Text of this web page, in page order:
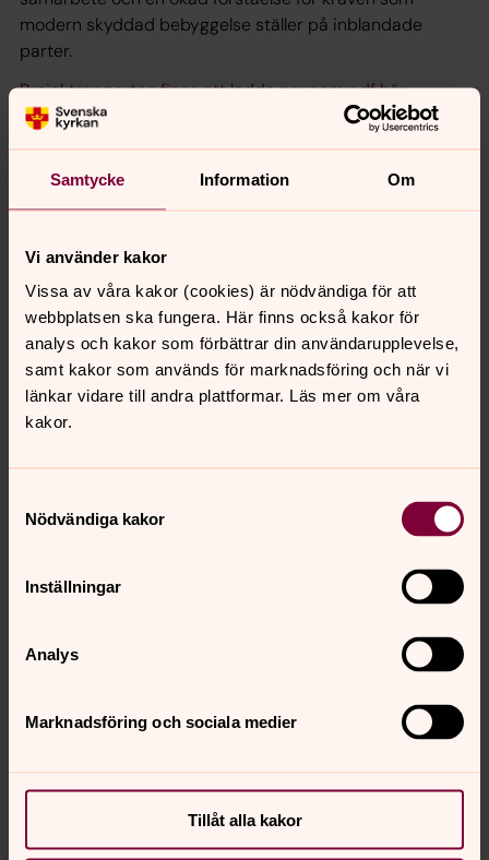
Samtycke Information Om
Vi använder kakor
Vissa av våra kakor (cookies) är nödvändiga för att
webbplatsen ska fungera. Här finns också kakor för
analys och kakor som förbättrar din användarupplevelse,
samt kakor som används för marknadsföring och när vi
länkar vidare till andra plattformar. Läs mer om våra
kakor.
Nödvändiga kakor
Inställningar
Analys
Marknadsföring och sociala medier
Tillåt alla kakor
modern skyddad bebyggelse ställer på inblandade
parter.
Projektrapporten finns att ladda ner som pdf här.
Anna Arrebäck Güthlein
kansliledning, Västerås stift
E-post:
Senast ändrad 29 maj 2018
Synpunkter eller frågor på sidans
innehåll?